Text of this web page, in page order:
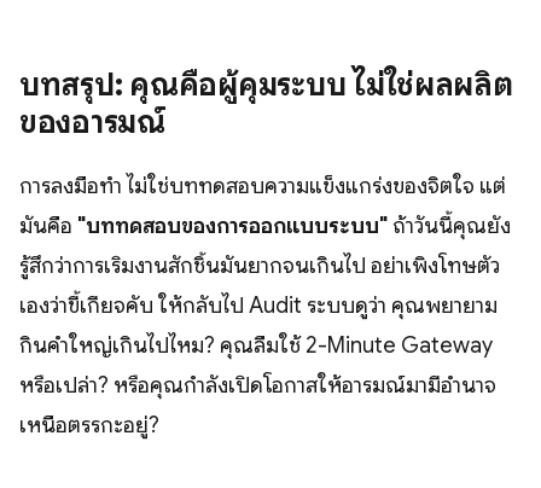
บทสรุป: คุณคือผู้คุมระบบ ไม่ใช่ผลผลิต
ของอารมณ์
การลงมือทำ ไม่ใช่บททดสอบความแข็งแกร่งของจิตใจ แต่
มันคือ "บททดสอบของการออกแบบระบบ" ถ้าวันนี้คุณยัง
รู้สึกว่าการเริ่มงานสักชิ้นมันยากจนเกินไป อย่าเพิ่งโทษตัว
เองว่าขี้เกียจคับ ให้กลับไป Audit ระบบดูว่า คุณพยายาม
กินคำใหญ่เกินไปไหม? คุณลืมใช้ 2-Minute Gateway
หรือเปล่า? หรือคุณกำลังเปิดโอกาสให้อารมณ์มามีอำนาจ
เหนือตรรกะอยู่?